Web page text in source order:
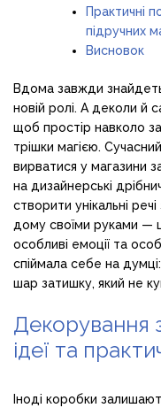
Практичні
підручних
Висновок
Вдома завжди
новій ролі. А деколи й
щоб простір навколо
трішки магією.
вирватися у магазини
на дизайнерські
створити унікальні
дому своїми руками —
особливі емоції та
спіймала себе на
шар затишку, який не
Декорування
ідеї та
Іноді коробки